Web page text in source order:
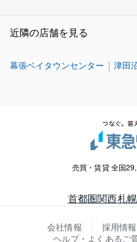
近隣の店舗を見る
幕張ベイタウンセンター 津田
売買・賃貸 全国
首都圏関西札幌
会社情報 採用情報
ヘルプ・よくあるご